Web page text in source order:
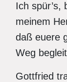
Ich spür’s,
meinem
daß euere
Weg
Gottfried